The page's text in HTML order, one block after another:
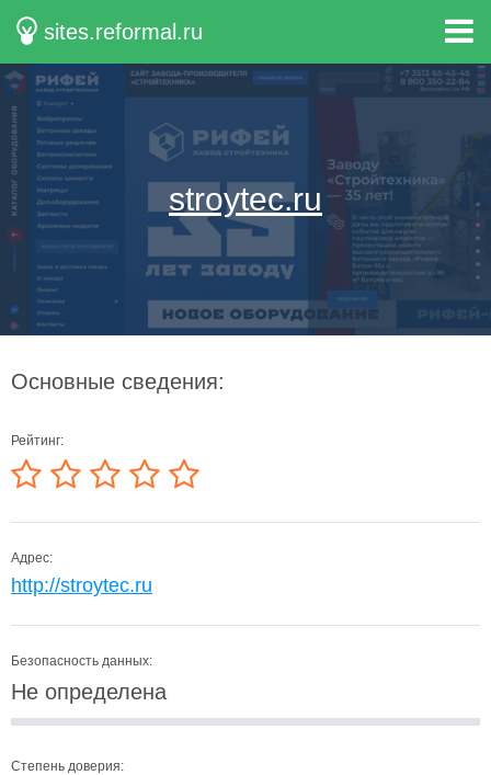
sites.reformal.ru
stroytec.ru
Основные сведения:
Рейтинг:
Адрес:
http://stroytec.ru
Безопасность данных:
Не определена
Степень доверия: